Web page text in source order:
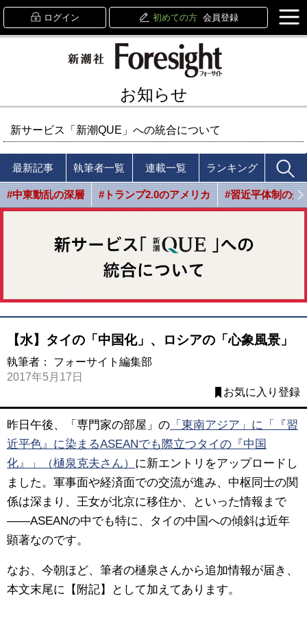
ログイン 初めての方 会員登録
お知らせ
新サービス「新潮QUE」への統合について
最新記事 執筆者一覧 連載一覧 ランキング
#中東動乱の深層 #トランプ2.0のアメリカ #習近平体制の光
【水】タイの「中国化」、ロシアの「心象風景」
執筆者： フォーサイト編集部
2017年5月17日
お気に入り登録
昨日午後、「専門家の部屋」の 「東南アジア」に「『習
近平色』に染まるASEANでも際立つタイの『中国
化』」（樋泉克夫さん） に新エントリをアップロードし
ました。 軍事面や経済面での交流が進み、中枢同士の関
係は深まり、王女が北京に移住か、といった情報まで
――ASEANの中でも特に、タイの中国への傾斜は近年
顕著なのです。
なお、今朝ほど、筆者の樋泉さんから追加情報が届き、
本文末尾に【附記】として加えてあります。